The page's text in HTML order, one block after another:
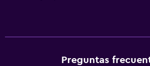
Ropa de cama
Preguntas